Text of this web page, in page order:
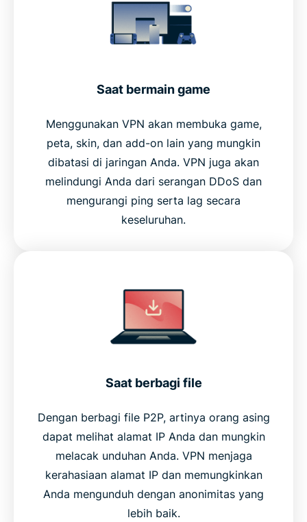
Saat bermain game
Menggunakan VPN akan membuka game,
peta, skin, dan add-on lain yang mungkin
dibatasi di jaringan Anda. VPN juga akan
melindungi Anda dari serangan DDoS dan
mengurangi ping serta lag secara
keseluruhan.
Saat berbagi file
Dengan berbagi file P2P, artinya orang asing
dapat melihat alamat IP Anda dan mungkin
melacak unduhan Anda. VPN menjaga
kerahasiaan alamat IP dan memungkinkan
Anda mengunduh dengan anonimitas yang
lebih baik.